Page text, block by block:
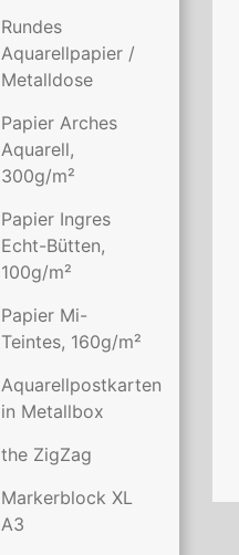
Rundes
Aquarellpapier /
Metalldose
Papier Arches
Aquarell,
300g/m²
Papier Ingres
Echt-Bütten,
100g/m²
Papier Mi-
Teintes, 160g/m²
Aquarellpostkarten
in Metallbox
the ZigZag
Markerblock XL
A3